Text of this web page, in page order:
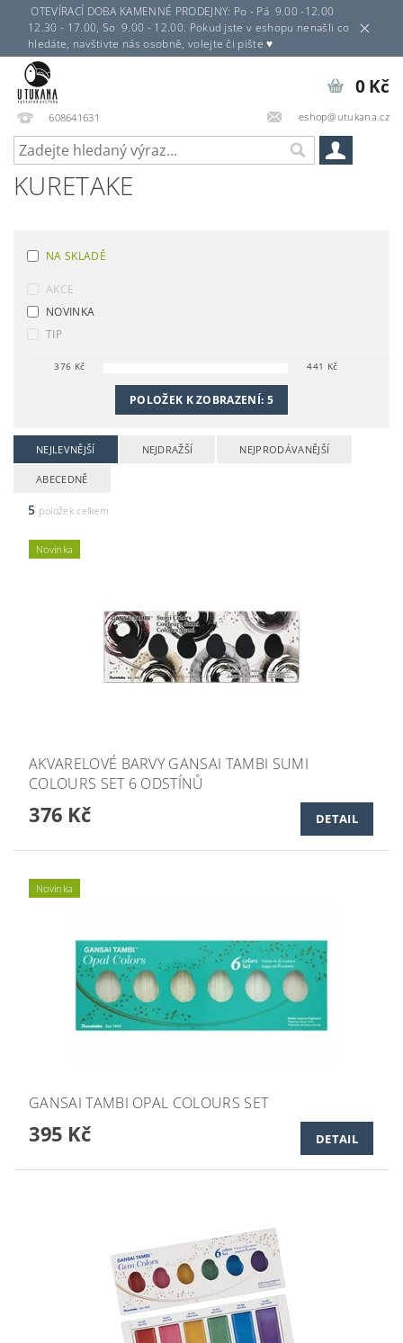
OTEVÍRACÍ DOBA KAMENNÉ PRODEJNY: Po - Pá 9.00 -12.00
12.30 - 17.00, So 9.00 - 12.00. Pokud jste v eshopu nenašli co
hledáte, navštivte nás osobně, volejte či pište ♥
608641631 eshop@utukana.cz
0 Kč
KURETAKE
NA SKLADĚ
AKCE
NOVINKA
TIP
376 Kč 441 Kč
POLOŽEK K ZOBRAZENÍ: 5
NEJLEVNĚJŠÍ NEJDRAŽŠÍ NEJPRODÁVANĚJŠÍ
ABECEDNĚ
5 položek celkem
Novinka
AKVARELOVÉ BARVY GANSAI TAMBI SUMI
COLOURS SET 6 ODSTÍNŮ
376 Kč DETAIL
Novinka
GANSAI TAMBI OPAL COLOURS SET
395 Kč DETAIL